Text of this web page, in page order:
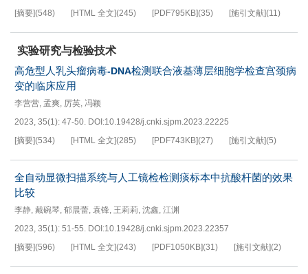
[摘要](548) [HTML 全文](245) [PDF795KB](35) [施引文献](11)
实验研究与检验技术
高危型人乳头瘤病毒-DNA检测联合液基薄层细胞学检查宫颈病
变的临床应用
李营营, 孟爽, 厉英, 冯颖
2023, 35(1): 47-50. DOI:10.19428/j.cnki.sjpm.2023.22225
[摘要](534) [HTML 全文](285) [PDF743KB](27) [施引文献](5)
全自动显微扫描系统与人工镜检检测痰标本中抗酸杆菌的效果
比较
李静, 戴碗琴, 郁晨蕾, 袁锋, 王莉莉, 沈鑫, 江渊
2023, 35(1): 51-55. DOI:10.19428/j.cnki.sjpm.2023.22357
[摘要](596) [HTML 全文](243) [PDF1050KB](31) [施引文献](2)